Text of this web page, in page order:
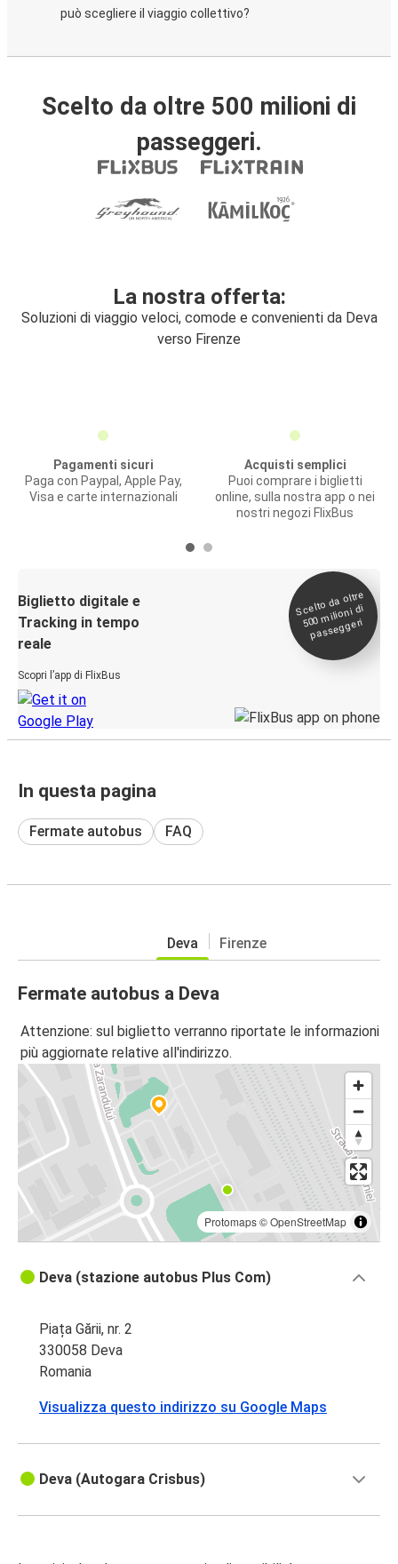
può scegliere il viaggio collettivo?
Scelto da oltre 500 milioni di
passeggeri.
La nostra offerta:
Soluzioni di viaggio veloci, comode e convenienti da Deva
verso Firenze
Pagamenti sicuri
Paga con Paypal, Apple Pay,
Visa e carte internazionali
Acquisti semplici
Puoi comprare i biglietti
online, sulla nostra app o nei
nostri negozi FlixBus
Biglietto digitale e
Tracking in tempo
reale
Scopri l’app di FlixBus
Scelto da oltre
500
milioni di
passeggeri
In questa pagina
Fermate autobus FAQ
Deva Firenze
Fermate autobus a Deva
Attenzione: sul biglietto verranno riportate le informazioni
più aggiornate relative all'indirizzo.
Protomaps©OpenStreetMap
Deva (stazione autobus Plus Com)
Piața Gării, nr. 2
330058 Deva
Romania
Visualizza questo indirizzo su Google Maps
Deva (Autogara Crisbus)